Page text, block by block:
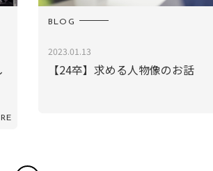
MEMBER
イレクトメール事業部...